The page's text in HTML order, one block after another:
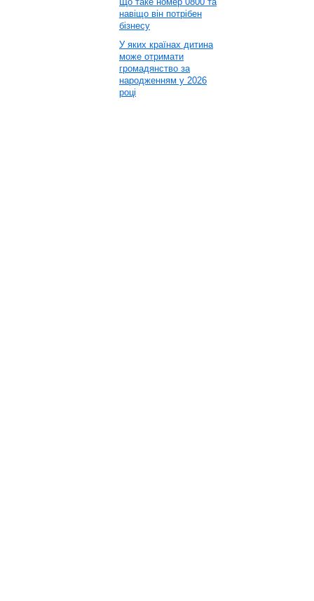
навіщо він потрібен
бізнесу
У яких країнах дитина
може отримати
громадянство за
народженням у 2026
році